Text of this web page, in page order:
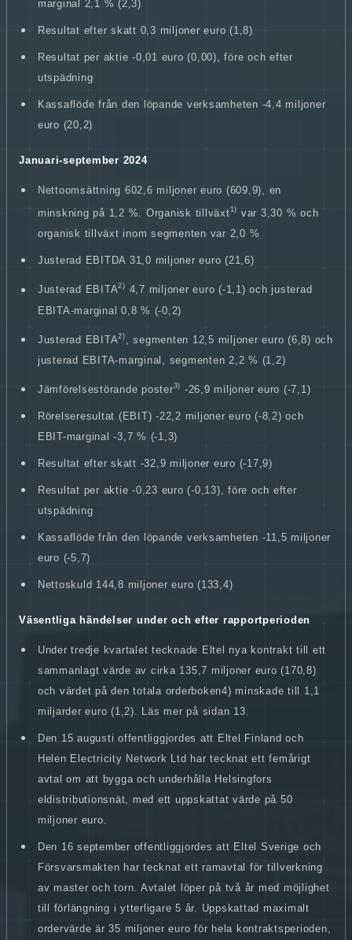
marginal 2,1 % (2,3)
Resultat efter skatt 0,3 miljoner euro (1,8)
Resultat per aktie -0,01 euro (0,00), före och efter
utspädning
Kassaflöde från den löpande verksamheten -4,4 miljoner
euro (20,2)
Januari-september 2024
Nettoomsättning 602,6 miljoner euro (609,9), en
minskning på 1,2 %. Organisk tillväxt1) var 3,30 % och
organisk tillväxt inom segmenten var 2,0 %
Justerad EBITDA 31,0 miljoner euro (21,6)
Justerad EBITA2) 4,7 miljoner euro (-1,1) och justerad
EBITA-marginal 0,8 % (-0,2)
Justerad EBITA2) , segmenten 12,5 miljoner euro (6,8) och
justerad EBITA-marginal, segmenten 2,2 % (1,2)
Jämförelsestörande poster3) -26,9 miljoner euro (-7,1)
Rörelseresultat (EBIT) -22,2 miljoner euro (-8,2) och
EBIT-marginal -3,7 % (-1,3)
Resultat efter skatt -32,9 miljoner euro (-17,9)
Resultat per aktie -0,23 euro (-0,13), före och efter
utspädning
Kassaflöde från den löpande verksamheten -11,5 miljoner
euro (-5,7)
Nettoskuld 144,8 miljoner euro (133,4)
Väsentliga händelser under och efter rapportperioden
Under tredje kvartalet tecknade Eltel nya kontrakt till ett
sammanlagt värde av cirka 135,7 miljoner euro (170,8)
och värdet på den totala orderboken4) minskade till 1,1
miljarder euro (1,2). Läs mer på sidan 13.
Den 15 augusti offentliggjordes att Eltel Finland och
Helen Electricity Network Ltd har tecknat ett femårigt
avtal om att bygga och underhålla Helsingfors
eldistributionsnät, med ett uppskattat värde på 50
miljoner euro.
Den 16 september offentliggjordes att Eltel Sverige och
Försvarsmakten har tecknat ett ramavtal för tillverkning
av master och torn. Avtalet löper på två år med möjlighet
till förlängning i ytterligare 5 år. Uppskattad maximalt
ordervärde är 35 miljoner euro för hela kontraktsperioden,